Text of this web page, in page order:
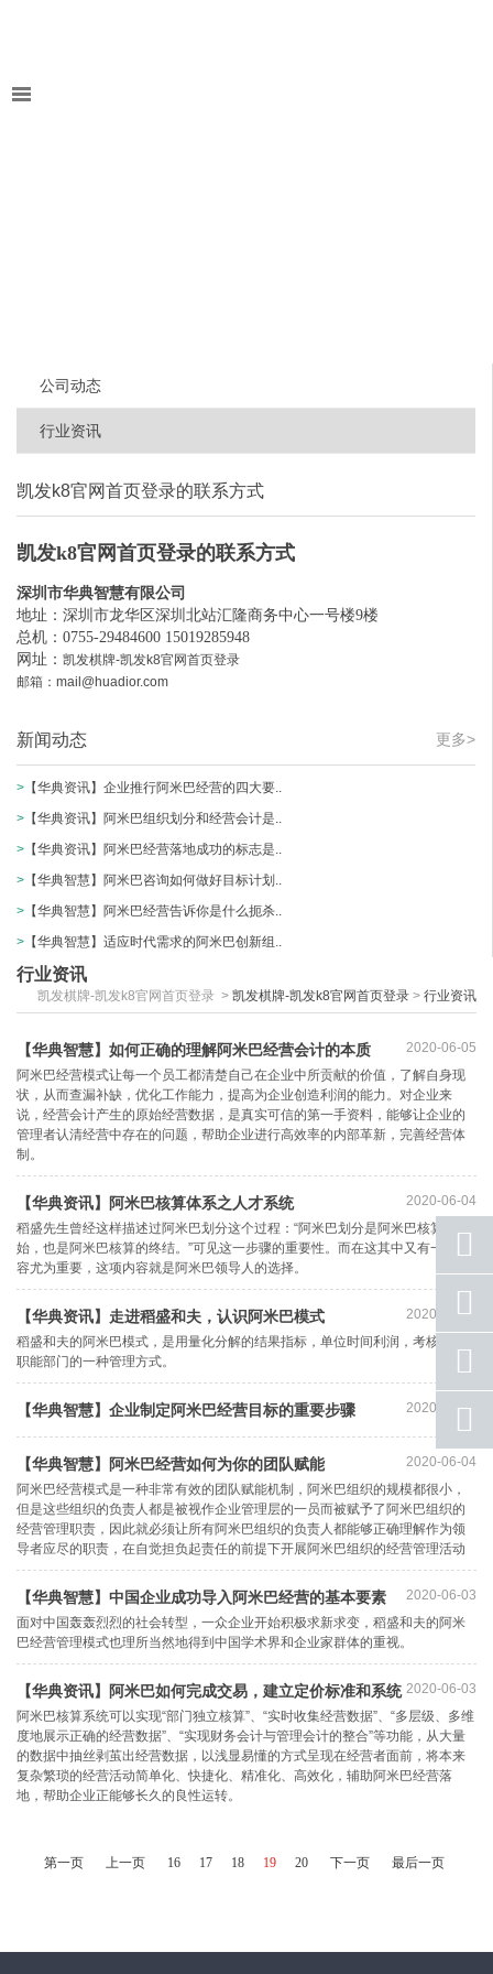
公司动态
行业资讯
凯发k8官网首页登录的联系方式
凯发k8官网首页登录的联系方式
深圳市华典智慧有限公司
地址：深圳市龙华区深圳北站汇隆商务中心一号楼9楼
总机：0755-29484600 15019285948
网址： 凯发棋牌-凯发k8官网首页登录
邮箱： mail@huadior.com
更多>
新闻动态
> 【华典资讯】企业推行阿米巴经营的四大要..
> 【华典资讯】阿米巴组织划分和经营会计是..
> 【华典资讯】阿米巴经营落地成功的标志是..
> 【华典智慧】阿米巴咨询如何做好目标计划..
> 【华典智慧】阿米巴经营告诉你是什么扼杀..
> 【华典智慧】适应时代需求的阿米巴创新组..
行业资讯
凯发棋牌-凯发k8官网首页登录 > 凯发棋牌-凯发k8官网首页登录 > 行业资讯
【华典智慧】如何正确的理解阿米巴经营会计的本质
2020-06-05
阿米巴经营模式让每一个员工都清楚自己在企业中所贡献的价值，了解自身现
状，从而查漏补缺，优化工作能力，提高为企业创造利润的能力。对企业来
说，经营会计产生的原始经营数据，是真实可信的第一手资料，能够让企业的
管理者认清经营中存在的问题，帮助企业进行高效率的内部革新，完善经营体
制。
【华典资讯】阿米巴核算体系之人才系统
2020-06-04
稻盛先生曾经这样描述过阿米巴划分这个过程：“阿米巴划分是阿米巴核算的开
始，也是阿米巴核算的终结。”可见这一步骤的重要性。而在这其中又有一项内
容尤为重要，这项内容就是阿米巴领导人的选择。
【华典资讯】走进稻盛和夫，认识阿米巴模式
2020-06-04
稻盛和夫的阿米巴模式，是用量化分解的结果指标，单位时间利润，考核每个
职能部门的一种管理方式。
【华典智慧】企业制定阿米巴经营目标的重要步骤 2020-06-04
【华典智慧】阿米巴经营如何为你的团队赋能
2020-06-04
阿米巴经营模式是一种非常有效的团队赋能机制，阿米巴组织的规模都很小，
但是这些组织的负责人都是被视作企业管理层的一员而被赋予了阿米巴组织的
经营管理职责，因此就必须让所有阿米巴组织的负责人都能够正确理解作为领
导者应尽的职责，在自觉担负起责任的前提下开展阿米巴组织的经营管理活动
【华典智慧】中国企业成功导入阿米巴经营的基本要素
2020-06-03
面对中国轰轰烈烈的社会转型，一众企业开始积极求新求变，稻盛和夫的阿米
巴经营管理模式也理所当然地得到中国学术界和企业家群体的重视。
【华典资讯】阿米巴如何完成交易，建立定价标准和系统 2020-06-03
阿米巴核算系统可以实现“部门独立核算”、“实时收集经营数据”、“多层级、多维
度地展示正确的经营数据”、“实现财务会计与管理会计的整合”等功能，从大量
的数据中抽丝剥茧出经营数据，以浅显易懂的方式呈现在经营者面前，将本来
复杂繁琐的经营活动简单化、快捷化、精准化、高效化，辅助阿米巴经营落
地，帮助企业正能够长久的良性运转。
第一页 上一页 16 17 18 19 20 下一页 最后一页
座机
手机
qq
返回